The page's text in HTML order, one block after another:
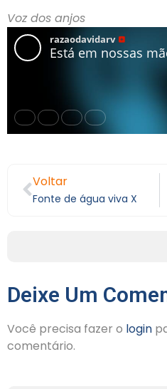
Voz dos anjos
Voltar
Fonte de água viva X
Deixe Um
Você precisa fazer o login
comentário.